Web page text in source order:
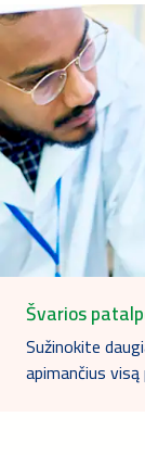
Švarios
Sužinokite
apimančius